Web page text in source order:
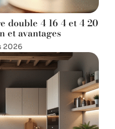
double 4 16 4 et 4 20
et avantages
2026